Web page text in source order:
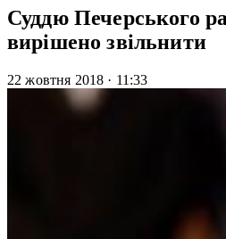
Суддю Печерського
вирішено звільнити
22 жовтня 2018 · 11:33